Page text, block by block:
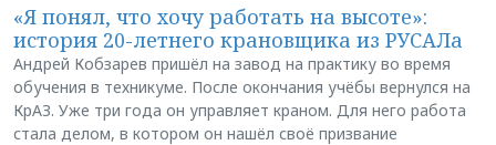
«Я понял, что хочу работать на высоте»:
история 20-летнего крановщика из РУСАЛа
Андрей Кобзарев пришёл на завод на практику во время
обучения в техникуме. После окончания учёбы вернулся на
КрАЗ. Уже три года он управляет краном. Для него работа
стала делом, в котором он нашёл своё призвание